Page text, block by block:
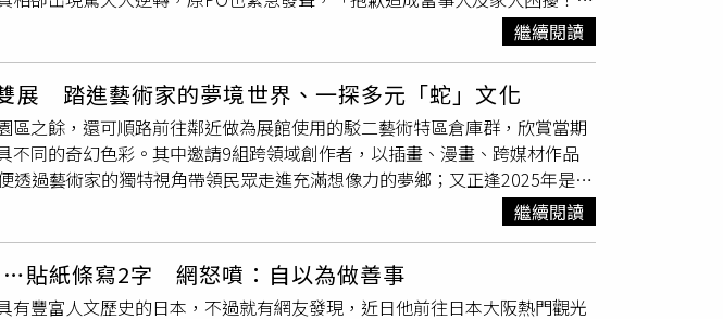
認是否有人被通報失蹤，或失聯未通報。針對名單上有10人的說法，高雄
物跡證採樣結果，僅發現3名被害人的DNA反應，並無其他新增的DNA型別
會一併列入調查。
」發文表示，她近日在日本旅遊時發現，有人將一個灰色行李箱，隨意棄置
，上面寫著「無料(免費)」、「take free」等
有把航空托運行李貼紙撕掉，個資全都一覽無遺，原PO還發現，原來隨意亂
煩請大家要當個有水準的觀光客好嗎，雖然寫說是免費贈送，但如果到明
麻煩。」貼文曝光後，網友紛紛留言痛批，「這絕對是台灣人，FB上常常
想花錢處理」、「基本上路邊的東西寫免費也沒人敢去拿，而且這個八成
水準到爆！有夠自私」、「方便自己，以為自己做好事，笑了」、「笑
肯定做過功課，知道日本丟行李箱是要另外收費，然後才想出這招」、
錢，自以為聰明唉，乖乖付錢請人回收好嗎」、「誰會要你的破行李箱啊！
了！」沒想到原PO昨（24日）再度發文，表示這只是場誤會，她收到當事人
卻發現行李箱的輪子壞掉，於是立馬到心齋橋購買新的行李箱，當時店家
棄在店外，導致個資也被流出，讓他們感到相當無奈，「行李箱並不是我們
繼續閱讀
展 踏進藝術家的夢境世界、一探多元「蛇」文化
區之餘，還可順路前往鄰近做為展館使用的駁二藝術特區倉庫群，欣賞當期
不同的奇幻色彩。其中邀請9組跨領域創作者，以插畫、漫畫、跨媒材作品
透過藝術家的獨特視角帶領民眾走進充滿想像力的夢鄉；又正逢2025年是蛇
景地以蛇的形象為主題，展名的「TSUA」也從「蛇」的台語念法諧音而
透過不同媒材、結合傳統技藝與新潮設計，共同展現蛇的多元面貌。喜歡加
留下自己對夢境的表述。（圖／楊澍攝）坐下看一場由「夢獸」主導的動畫，
來說說以「夢境」為主題的「have a____dream」展覽，主要可分為4大展
繼續閱讀
…貼紙條寫2字 網怒噴：自以為做善事
有豐富人文歷史的日本，不過就有網友發現，近日他前往日本大阪熱門觀光